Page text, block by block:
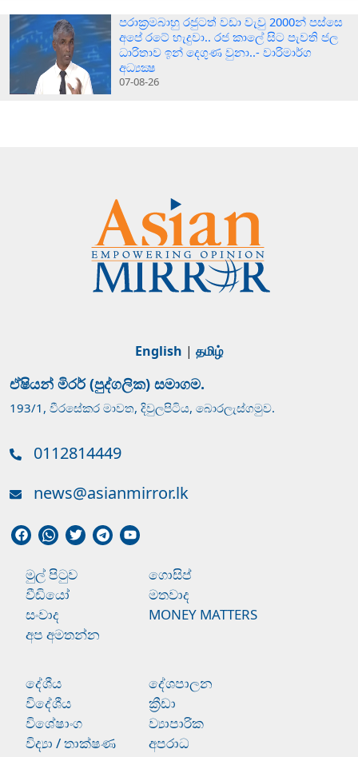
පරාක‍්‍රමබාහු රජුටත් වඩා වැවු 2000න් පස්සෙ
අපේ රටේ හැදුවා.. රජ කාලේ සිට පැවති ජල
ධාරිතාව ඉන් දෙගුණ වුනා..- වාරිමාර්ග
අධ්‍යක්‍ෂ
07-08-26
English | தமிழ்
ඒෂියන් මිරර් (පුද්ගලික) සමාගම.
193/1, වීරසේකර මාවත, දිවුලපිටිය, බොරලැස්ගමුව.
0112814449
news@asianmirror.lk
මුල් පිටුව
ගොසිප්
වීඩියෝ
මතවාද
සංවාද
MONEY MATTERS
අප අමතන්න
දේශීය
දේශපාලන
විදේශීය
ක්‍රීඩා
විශේෂාංග
ව්‍යාපාරික
විද්‍යා / තාක්ෂණ
අපරාධ